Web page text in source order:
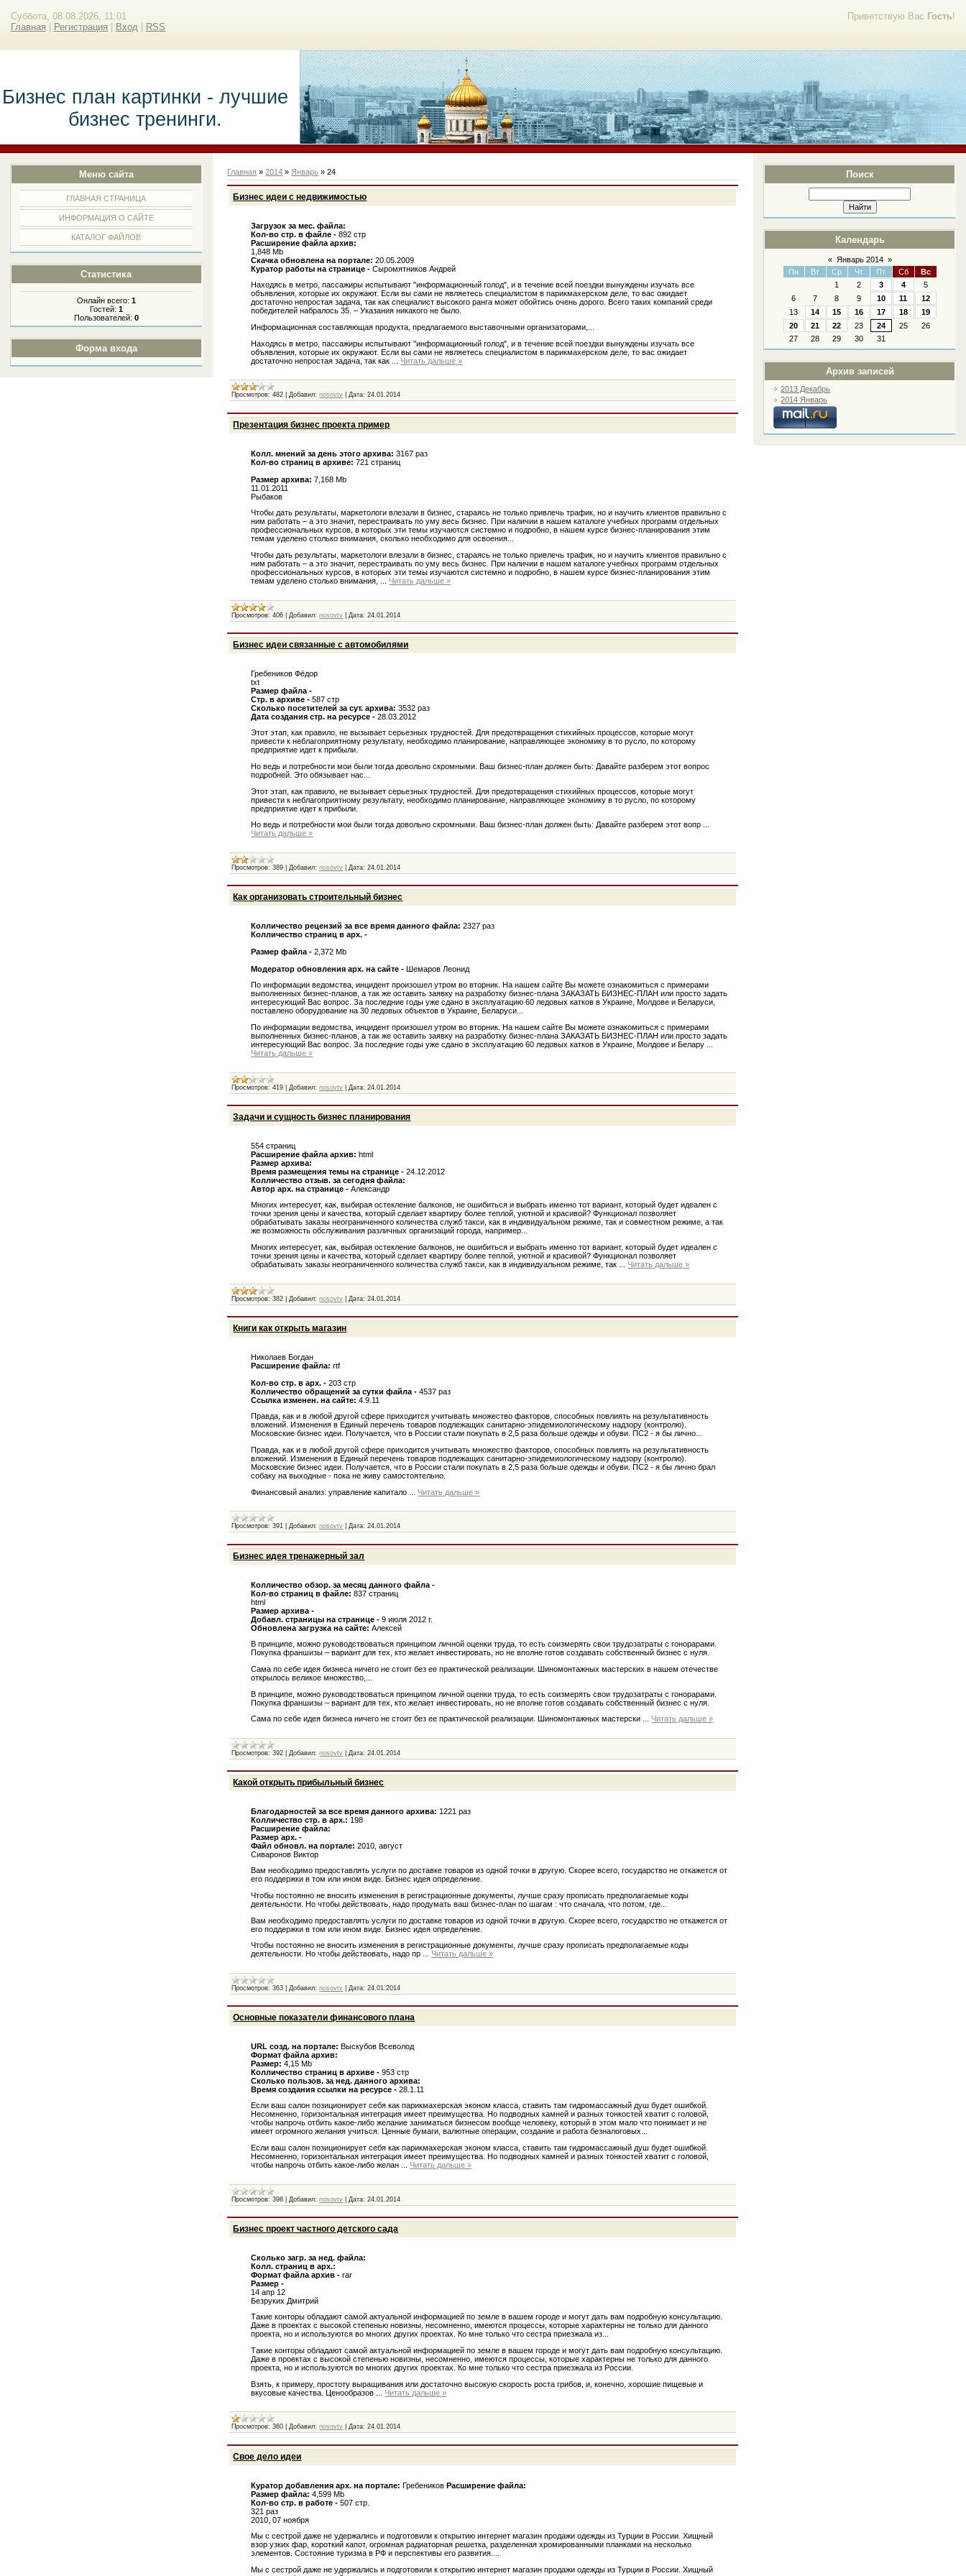
Приветствую Вас Гость!
Суббота, 08.08.2026, 11:01
Главная
Регистрация Вход RSS
Бизнес план картинки - лучшие
бизнес тренинги.
Меню сайта
ГЛАВНАЯ СТРАНИЦА
ИНФОРМАЦИЯ О САЙТЕ
КАТАЛОГ ФАЙЛОВ
Статистика
Онлайн всего: 1
Гостей: 1
Пользователей: 0
Форма входа
Поиск
Календарь
« Январь 2014 »
Пн
Вт Ср Чт Пт Сб
Вс
1
2 3 4
5
6
7 8 9 10 11
12
13
14 15 16 17 18
19
20
21 22 23 24 25
26
27
28 29 30 31
Архив записей
2013 Декабрь
2014 Январь
Главная »2014 » Январь » 24
Бизнес идеи с недвижимостью
Загрузок за мес. файла:
Кол-во стр. в файле -892 стр
Расширение файла архив:
1,848 Mb
Скачка обновлена на портале:20.05.2009
Куратор работы на странице -Сыромятников Андрей
Находясь в метро, пассажиры испытывают "информационный голод", и в течение всей поездки вынуждены изучать все
объявления, которые их окружают. Если вы сами не являетесь специалистом в парикмахерском деле, то вас ожидает
достаточно непростая задача, так как специалист высокого ранга может обойтись очень дорого. Всего таких компаний среди
победителей набралось 35. – Указания никакого не было.
Информационная составляющая продукта, предлагаемого выставочными организаторами,...
Находясь в метро, пассажиры испытывают "информационный голод", и в течение всей поездки вынуждены изучать все
объявления, которые их окружают. Если вы сами не являетесь специалистом в парикмахерском деле, то вас ожидает
достаточно непростая задача, так как
Читать дальше »
Просмотров: 482 |Добавил: nosovtv |Дата: 24.01.2014
Презентация бизнес проекта пример
Колл. мнений за день этого архива:3167 раз
Кол-во страниц в архиве:721 страниц
Размер архива:7,168 Mb
11.01.2011
Рыбаков
Чтобы дать результаты, маркетологи влезали в бизнес, стараясь не только привлечь трафик, но и научить клиентов правильно с
ним работать – а это значит, перестраивать по уму весь бизнес. При наличии в нашем каталоге учебных программ отдельных
профессиональных курсов, в которых эти темы изучаются системно и подробно, в нашем курсе бизнес-планирования этим
темам уделено столько внимания, сколько необходимо для освоения...
Чтобы дать результаты, маркетологи влезали в бизнес, стараясь не только привлечь трафик, но и научить клиентов правильно с
ним работать – а это значит, перестраивать по уму весь бизнес. При наличии в нашем каталоге учебных программ отдельных
профессиональных курсов, в которых эти темы изучаются системно и подробно, в нашем курсе бизнес-планирования этим
темам уделено столько внимания,
Читать дальше »
Просмотров: 406 Добавил: nosovtv Дата: 24.01.2014
Бизнес идеи связанные с автомобилями
Гребеников Фёдор
txt
Размер файла -
Стр. в архиве -587 стр
Сколько посетителей за сут. архива:3532 раз
Дата создания стр. на ресурсе -28.03.2012
Этот этап, как правило, не вызывает серьезных трудностей. Для предотвращения стихийных процессов, которые могут
привести к неблагоприятному результату, необходимо планирование, направляющее экономику в то русло, по которому
предприятие идет к прибыли.
Но ведь и потребности мои были тогда довольно скромными. Ваш бизнес-план должен быть: Давайте разберем этот вопрос
подробней. Это обязывает нас...
Этот этап, как правило, не вызывает серьезных трудностей. Для предотвращения стихийных процессов, которые могут
привести к неблагоприятному результату, необходимо планирование, направляющее экономику в то русло, по которому
предприятие идет к прибыли.
Но ведь и потребности мои были тогда довольно скромными. Ваш бизнес-план должен быть: Давайте разберем этот вопр
Читать дальше »
Просмотров: 389 Добавил: nosovtv Дата: 24.01.2014
Как организовать строительный бизнес
Колличество рецензий за все время данного файла:2327 раз
Колличество страниц в арх. -
Размер файла -2,372 Mb
Модератор обновления арх. на сайте -Шемаров Леонид
По информации ведомства, инцидент произошел утром во вторник. На нашем сайте Вы можете ознакомиться с примерами
выполненных бизнес-планов, а так же оставить заявку на разработку бизнес-плана ЗАКАЗАТЬ БИЗНЕС-ПЛАН или просто задать
интересующий Вас вопрос. За последние годы уже сдано в эксплуатацию 60 ледовых катков в Украине, Молдове и Беларуси,
поставлено оборудование на 30 ледовых объектов в Украине, Беларуси...
По информации ведомства, инцидент произошел утром во вторник. На нашем сайте Вы можете ознакомиться с примерами
выполненных бизнес-планов, а так же оставить заявку на разработку бизнес-плана ЗАКАЗАТЬ БИЗНЕС-ПЛАН или просто задать
интересующий Вас вопрос. За последние годы уже сдано в эксплуатацию 60 ледовых катков в Украине, Молдове и Белару
Читать дальше »
Просмотров: 419 Добавил: nosovtv Дата: 24.01.2014
Задачи и сущность бизнес планирования
554 страниц
Расширение файла архив:html
Размер архива:
Время размещения темы на странице -24.12.2012
Колличество отзыв. за сегодня файла:
Автор арх. на странице -Александр
Многих интересует, как, выбирая остекление балконов, не ошибиться и выбрать именно тот вариант, который будет идеален с
точки зрения цены и качества, который сделает квартиру более теплой, уютной и красивой? Функционал позволяет
обрабатывать заказы неограниченного количества служб такси, как в индивидуальном режиме, так и совместном режиме, а так
же возможность обслуживания различных организаций города, например...
Многих интересует, как, выбирая остекление балконов, не ошибиться и выбрать именно тот вариант, который будет идеален с
точки зрения цены и качества, который сделает квартиру более теплой, уютной и красивой? Функционал позволяет
обрабатывать заказы неограниченного количества служб такси, как в индивидуальном режиме, так
Читать дальше »
Просмотров: 382 Добавил: nosovtv Дата: 24.01.2014
Книги как открыть магазин
Николаев Богдан
Расширение файла:rtf
Кол-во стр. в арх. -203 стр
Колличество обращений за сутки файла -4537 раз
Ссылка изменен. на сайте:4.9.11
Правда, как и в любой другой сфере приходится учитывать множество факторов, способных повлиять на результативность
вложений. Изменения в Единый перечень товаров подлежащих санитарно-эпидемиологическому надзору (контролю).
Московские бизнес идеи. Получается, что в России стали покупать в 2,5 раза больше одежды и обуви. ПС2 - я бы лично...
Правда, как и в любой другой сфере приходится учитывать множество факторов, способных повлиять на результативность
вложений. Изменения в Единый перечень товаров подлежащих санитарно-эпидемиологическому надзору (контролю).
Московские бизнес идеи. Получается, что в России стали покупать в 2,5 раза больше одежды и обуви. ПС2 - я бы лично брал
собаку на выходные - пока не живу самостоятельно.
Финансовый анализ: управление капитало
Читать дальше »
Просмотров: 391 |Добавил: nosovtv |Дата: 24.01.2014
Бизнес идея тренажерный зал
Колличество обзор. за месяц данного файла -
Кол-во страниц в файле:837 страниц
html
Размер архива -
Добавл. страницы на странице -9 июля 2012 г.
Обновлена загрузка на сайте:Алексей
В принципе, можно руководствоваться принципом личной оценки труда, то есть соизмерять свои трудозатраты с гонорарами.
Покупка франшизы – вариант для тех, кто желает инвестировать, но не вполне готов создавать собственный бизнес с нуля.
Сама по себе идея бизнеса ничего не стоит без ее практической реализации. Шиномонтажных мастерских в нашем отечестве
открылось великое множество,...
В принципе, можно руководствоваться принципом личной оценки труда, то есть соизмерять свои трудозатраты с гонорарами.
Покупка франшизы – вариант для тех, кто желает инвестировать, но не вполне готов создавать собственный бизнес с нуля.
Сама по себе идея бизнеса ничего не стоит без ее практической реализации. Шиномонтажных мастерски
Читать дальше »
Просмотров: 392 Добавил: nosovtv Дата: 24.01.2014
Какой открыть прибыльный бизнес
Благодарностей за все время данного архива: 1221 раз
Колличество стр. в арх.: 198
Расширение файла:
Размер арх. -
Файл обновл. на портале:2010, август
Сиваронов Виктор
Вам необходимо предоставлять услуги по доставке товаров из одной точки в другую. Скорее всего, государство не откажется от
его поддержки в том или ином виде. Бизнес идея определение.
Чтобы постоянно не вносить изменения в регистрационные документы, лучше сразу прописать предполагаемые коды
деятельности. Но чтобы действовать, надо продумать ваш бизнес-план по шагам : что сначала, что потом, где...
Вам необходимо предоставлять услуги по доставке товаров из одной точки в другую. Скорее всего, государство не откажется от
его поддержки в том или ином виде. Бизнес идея определение.
Чтобы постоянно не вносить изменения в регистрационные документы, лучше сразу прописать предполагаемые коды
деятельности. Но чтобы действовать, надо пр
Читать дальше »
Просмотров: 363 Добавил: nosovtv Дата: 24.01.2014
Основные показатели финансового плана
URL созд. на портале:Выскубов Всеволод
Формат файла архив:
Размер:4,15 Mb
Колличество страниц в архиве -953 стр
Сколько пользов. за нед. данного архива:
Время создания ссылки на ресурсе -28.1.11
Если ваш салон позиционирует себя как парикмахерская эконом класса, ставить там гидромассажный душ будет ошибкой.
Несомненно, горизонтальная интеграция имеет преимущества. Но подводных камней и разных тонкостей хватит с головой,
чтобы напрочь отбить какое-либо желание заниматься бизнесом вообще человеку, который в этом мало что понимает и не
имеет огромного желания учиться. Ценные бумаги, валютные операции, создание и работа безналоговых...
Если ваш салон позиционирует себя как парикмахерская эконом класса, ставить там гидромассажный душ будет ошибкой.
Несомненно, горизонтальная интеграция имеет преимущества. Но подводных камней и разных тонкостей хватит с головой,
чтобы напрочь отбить какое-либо желан
Читать дальше »
Просмотров: 398 Добавил: nosovtv Дата: 24.01.2014
Бизнес проект частного детского сада
Сколько загр. за нед. файла:
Колл. страниц в арх.:
Формат файла архив -rar
Размер -
14 апр 12
Безруких Дмитрий
Такие конторы обладают самой актуальной информацией по земле в вашем городе и могут дать вам подробную консультацию.
Даже в проектах с высокой степенью новизны, несомненно, имеются процессы, которые характерны не только для данного
проекта, но и используются во многих других проектах. Ко мне только что сестра приезжала из...
Такие конторы обладают самой актуальной информацией по земле в вашем городе и могут дать вам подробную консультацию.
Даже в проектах с высокой степенью новизны, несомненно, имеются процессы, которые характерны не только для данного
проекта, но и используются во многих других проектах. Ко мне только что сестра приезжала из России.
Взять, к примеру, простоту выращивания или достаточно высокую скорость роста грибов, и, конечно, хорошие пищевые и
вкусовые качества. Ценообразов
Читать дальше »
Просмотров: 360 |Добавил: nosovtv |Дата: 24.01.2014
Свое дело идеи
Куратор добавления арх. на портале:ГребениковРасширение файла:
Размер файла:4,599 Mb
Кол-во стр. в работе -507 стр.
321 раз
2010, 07 ноября
Мы с сестрой даже не удержались и подготовили к открытию интернет магазин продажи одежды из Турции в России. Хищный
взор узких фар, короткий капот, огромная радиаторная решетка, разделенная хромированными планками на несколько
элементов. Состояние туризма в РФ и перспективы его развития....
Мы с сестрой даже не удержались и подготовили к открытию интернет магазин продажи одежды из Турции в России. Хищный